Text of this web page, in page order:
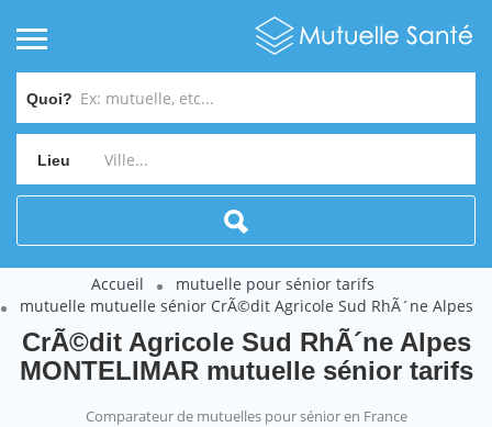
Quoi?
Lieu
Accueil
mutuelle pour sénior tarifs
mutuelle mutuelle sénior CrÃ©dit Agricole Sud RhÃ´ne Alpes
CrÃ©dit Agricole Sud RhÃ´ne Alpes
MONTELIMAR mutuelle sénior tarifs
Comparateur de mutuelles pour sénior en France